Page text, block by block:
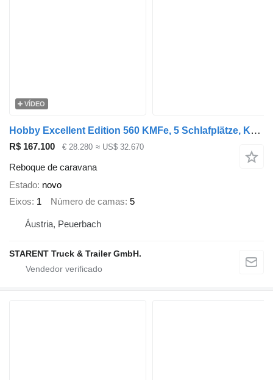
VÍDEO
Hobby Excellent Edition 560 KMFe, 5 Schlafplätze, Kühlschrank, Dusche
R$ 167.100 € 28.280 ≈ US$ 32.670
Reboque de caravana
Estado novo
Eixos 1 Número de camas 5
Áustria, Peuerbach
STARENT Truck & Trailer GmbH.